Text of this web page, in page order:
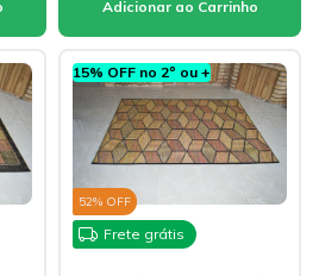
15% OFF no 2º ou +
52% OFF
Frete grátis